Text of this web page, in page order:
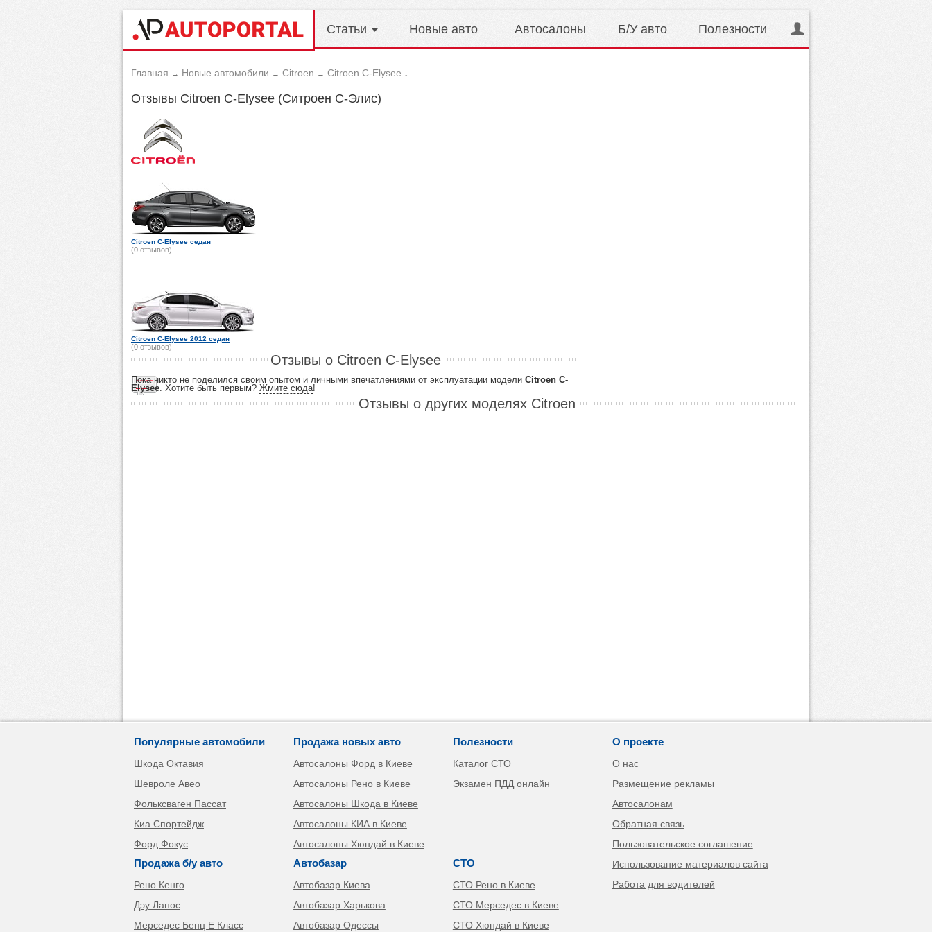
Статьи Новые авто Автосалоны Б/У авто Полезности
Главная → Новые автомобили → Citroen → Citroen C-Elysee ↓
Отзывы Citroen C-Elysee (Ситроен С-Элис)
Citroen C-Elysee седан
(0 отзывов)
Citroen C-Elysee 2012 седан
(0 отзывов)
Отзывы о Citroen C-Elysee
Пока никто не поделился своим опытом и личными впечатлениями от эксплуатации модели Citroen C-
Elysee . Хотите быть первым? Жмите сюда!
Отзывы о других моделях Citroen
Популярные автомобили
Шкода Октавия
Шевроле Авео
Фольксваген Пассат
Киа Спортейдж
Форд Фокус
Продажа б/у авто
Рено Кенго
Дэу Ланос
Мерседес Бенц Е Класс
Продажа новых авто
Автосалоны Форд в Киеве
Автосалоны Рено в Киеве
Автосалоны Шкода в Киеве
Автосалоны КИА в Киеве
Автосалоны Хюндай в Киеве
Автобазар
Автобазар Киева
Автобазар Харькова
Автобазар Одессы
Полезности
Каталог СТО
Экзамен ПДД онлайн
СТО
СТО Рено в Киеве
СТО Мерседес в Киеве
СТО Хюндай в Киеве
О проекте
О нас
Размещение рекламы
Автосалонам
Обратная связь
Пользовательское соглашение
Использование материалов сайта
Работа для водителей